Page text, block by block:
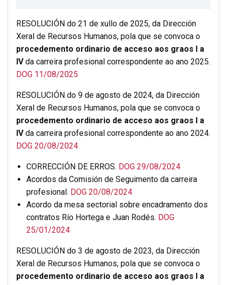
RESOLUCIÓN do 21 de xullo de 2025, da Dirección
Xeral de Recursos Humanos, pola que se convoca o
procedemento ordinario de acceso aos graos I a
IVda carreira profesional correspondente ao ano 2025.
DOG 11/08/2025
RESOLUCIÓN do 9 de agosto de 2024, da Dirección
Xeral de Recursos Humanos, pola que se convoca o
procedemento ordinario de acceso aos graos I a
IVda carreira profesional correspondente ao ano 2024.
DOG 20/08/2024
CORRECCIÓN DE ERROS. DOG 29/08/2024
Acordos da Comisión de Seguimento da carreira
profesional. DOG 20/08/2024
Acordo da mesa sectorial sobre encadramento dos
contratos Río Hortega e Juan Rodés. DOG
25/01/2024
RESOLUCIÓN do 3 de agosto de 2023, da Dirección
Xeral de Recursos Humanos, pola que se convoca o
procedemento ordinario de acceso aos graos I a